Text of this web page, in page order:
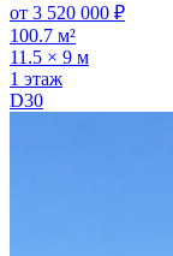
от 3 520 000 ₽
100.7 м²
11.5 × 9 м
1 этаж
D30